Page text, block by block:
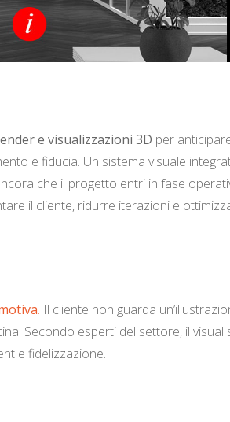
e visualizzazioni 3D per
e fiducia. Un sistema visuale
che il progetto entri in fase
il cliente, ridurre iterazioni e
. Il cliente non guarda
Secondo esperti del settore, il
e fidelizzazione.